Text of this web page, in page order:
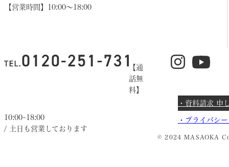
【営業時間】10:00〜18:00
【通
話無
料】
10:00~18:00
/ 土日も営業しております
・資料請求 申
・ プライバシ
© 2024 MASAOKA